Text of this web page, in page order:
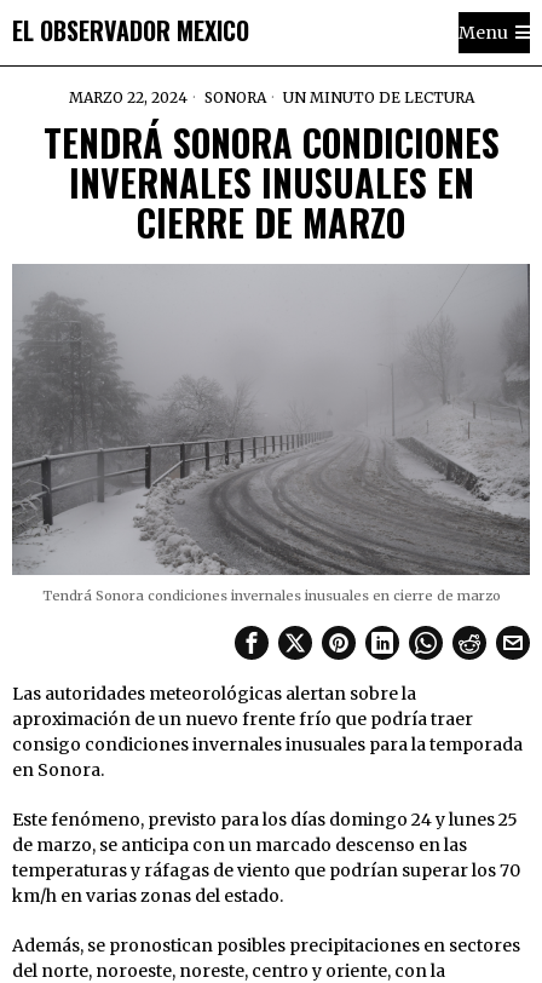
EL OBSERVADOR MEXICO Menu
MARZO 22, 2024 SONORA UN MINUTO DE LECTURA
TENDRÁ SONORA CONDICIONES
INVERNALES INUSUALES EN
CIERRE DE MARZO
Tendrá Sonora condiciones invernales inusuales en cierre de marzo
Las autoridades meteorológicas alertan sobre la
aproximación de un nuevo frente frío que podría traer
consigo condiciones invernales inusuales para la temporada
en Sonora.
Este fenómeno, previsto para los días domingo 24 y lunes 25
de marzo, se anticipa con un marcado descenso en las
temperaturas y ráfagas de viento que podrían superar los 70
km/h en varias zonas del estado.
Además, se pronostican posibles precipitaciones en sectores
del norte, noroeste, noreste, centro y oriente, con la